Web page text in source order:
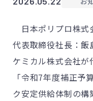
日本ポリプロ株式
代表取締役社長：飯
ケミカル株式会社
「令和7年度補正予
ク安定供給体制の構